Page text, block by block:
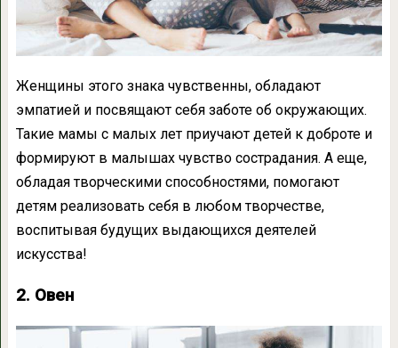
Женщины этого знака чувственны, обладают
эмпатией и посвящают себя заботе об окружающих.
Такие мамы с малых лет приучают детей к доброте и
формируют в малышах чувство сострадания. А еще,
обладая творческими способностями, помогают
детям реализовать себя в любом творчестве,
воспитывая будущих выдающихся деятелей
искусства!
2. Овен